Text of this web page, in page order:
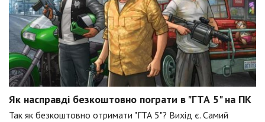
Як насправді безкоштовно пограти в "ГТА 5" на ПК
Так як безкоштовно отримати "ГТА 5"? Вихід є. Самий